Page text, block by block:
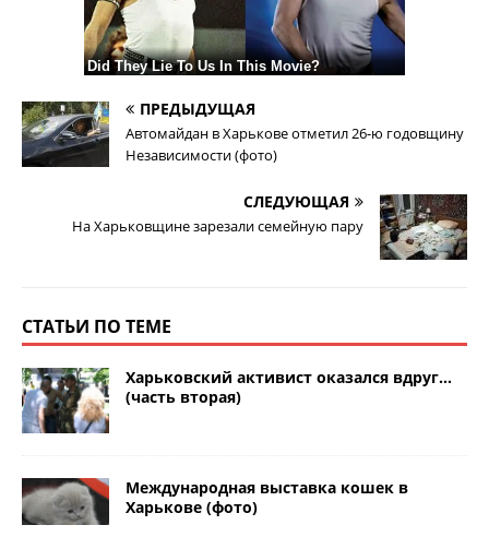
ПРЕДЫДУЩАЯ
Автомайдан в Харькове отметил 26-ю годовщину
Независимости (фото)
СЛЕДУЮЩАЯ
На Харьковщине зарезали семейную пару
СТАТЬИ ПО ТЕМЕ
Харьковский активист оказался вдруг…
(часть вторая)
Международная выставка кошек в
Харькове (фото)